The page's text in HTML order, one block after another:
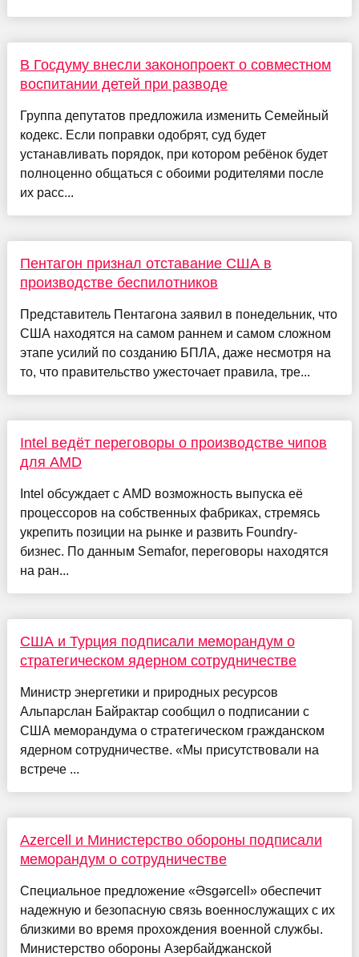
В Госдуму внесли законопроект о совместном
воспитании детей при разводе
Группа депутатов предложила изменить Семейный
кодекс. Если поправки одобрят, суд будет
устанавливать порядок, при котором ребёнок будет
полноценно общаться с обоими родителями после
их расс...
Пентагон признал отставание США в
производстве беспилотников
Представитель Пентагона заявил в понедельник, что
США находятся на самом раннем и самом сложном
этапе усилий по созданию БПЛА, даже несмотря на
то, что правительство ужесточает правила, тре...
Intel ведёт переговоры о производстве чипов
для AMD
Intel обсуждает с AMD возможность выпуска её
процессоров на собственных фабриках, стремясь
укрепить позиции на рынке и развить Foundry-
бизнес. По данным Semafor, переговоры находятся
на ран...
США и Турция подписали меморандум о
стратегическом ядерном сотрудничестве
Министр энергетики и природных ресурсов
Альпарслан Байрактар сообщил о подписании с
США меморандума о стратегическом гражданском
ядерном сотрудничестве. «Мы присутствовали на
встрече ...
Azercell и Министерство обороны подписали
меморандум о сотрудничестве
Специальное предложение «Əsgərcell» обеспечит
надежную и безопасную связь военнослужащих с их
близкими во время прохождения военной службы.
Министерство обороны Азербайджанской